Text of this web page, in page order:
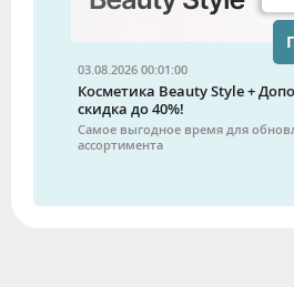
03.08.2026 00:01:00
Косметика Beauty Style +
скидка до 40%!
Самое выгодное время для
ассортимента